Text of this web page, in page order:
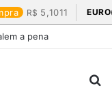
5,1011
a pena